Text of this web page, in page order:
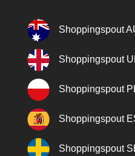
Shoppingspout
Shoppingspout
Shoppingspout
Shoppingspout
Shoppingspout